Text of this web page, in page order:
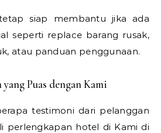
siap membantu jika ada
seperti replace barang rusak,
atau panduan penggunaan.
Puas dengan Kami
testimoni dari pelanggan
perlengkapan hotel di Kami di